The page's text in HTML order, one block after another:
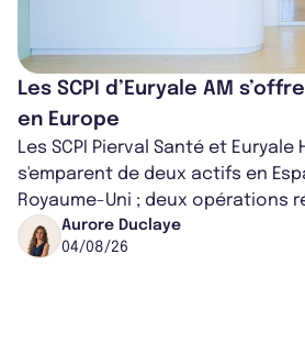
Les SCPI d’Euryale AM
en Europe
Les SCPI Pierval Santé et Euryale
s'emparent de deux actifs en
Royaume-Uni ; deux opérations
partenariat. Ces co-acquisitions
Aurore Duclaye
04/08/26